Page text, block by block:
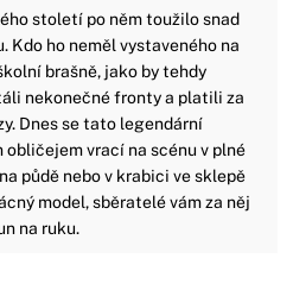
století po něm toužilo snad
Kdo ho neměl vystaveného na
brašně, jako by tehdy
nekonečné fronty a platili za
Dnes se tato legendární
vrací na scénu v plné
půdě nebo v krabici ve sklepě
model, sběratelé vám za něj
na ruku.